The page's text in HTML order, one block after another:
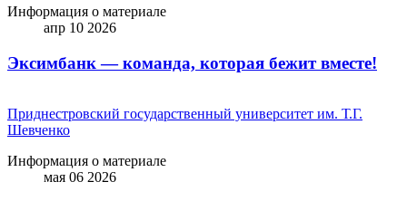
Информация о материале
апр 10 2026
Эксимбанк — команда, которая бежит вместе!
Приднестровский государственный университет им. Т.Г.
Шевченко
Информация о материале
мая 06 2026